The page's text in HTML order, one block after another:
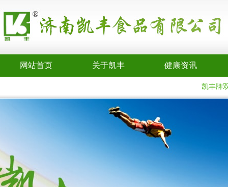
网站首页 关于凯丰 健康资讯
凯丰牌